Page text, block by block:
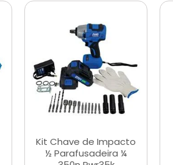
Kit Chave de Impacto
½ Parafusadeira ¼